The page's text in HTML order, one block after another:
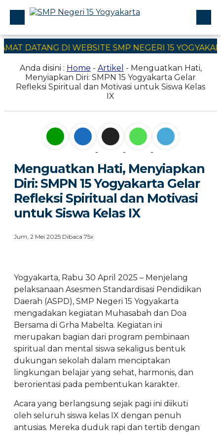
Profile
Civitas Akademika
Program Sekolah
SPMB
Kontak Kami
DI WEBSITE SMP NEGERI 15 YOGYAKARTA
Anda disini : Home - Artikel - Menguatkan Hati,
Menyiapkan Diri: SMPN 15 Yogyakarta Gelar
Refleksi Spiritual dan Motivasi untuk Siswa Kelas
IX
Menguatkan Hati, Menyiapkan
Diri: SMPN 15 Yogyakarta Gelar
Refleksi Spiritual dan Motivasi
untuk Siswa Kelas IX
Jum, 2 Mei 2025 Dibaca 75x
Yogyakarta, Rabu 30 April 2025 – Menjelang
pelaksanaan Asesmen Standardisasi Pendidikan
Daerah (ASPD), SMP Negeri 15 Yogyakarta
mengadakan kegiatan Muhasabah dan Doa
Bersama di Grha Mabelta. Kegiatan ini
merupakan bagian dari program pembinaan
spiritual dan mental siswa sekaligus bentuk
dukungan sekolah dalam menciptakan
lingkungan belajar yang sehat, harmonis, dan
berorientasi pada pembentukan karakter.
Acara yang berlangsung sejak pagi ini diikuti
oleh seluruh siswa kelas IX dengan penuh
antusias. Mereka duduk rapi dan tertib dengan